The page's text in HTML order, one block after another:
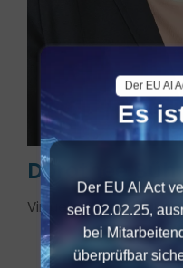
Dorothee
Virtuelle
Der EU AI
Es
Der EU AI Act
seit 02.02.25,
bei
überprüfbar